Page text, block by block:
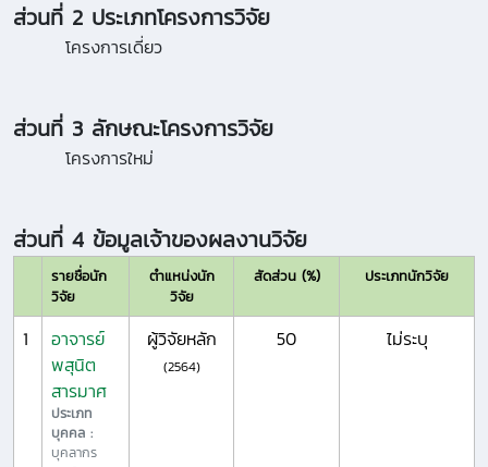
ส่วนที่ 2 ประเภทโครงการวิจัย
โครงการเดี่ยว
ส่วนที่ 3 ลักษณะโครงการวิจัย
โครงการใหม่
ส่วนที่ 4 ข้อมูลเจ้าของผลงานวิจัย
รายชื่อนัก
วิจัย
ตำแหน่งนัก
วิจัย
สัดส่วน (%) ประเภทนักวิจัย
1
อาจารย์
พสุนิต
สารมาศ
ประเภท
บุคคล :
บุคลากร
ผู้วิจัยหลัก
(2564)
50 ไม่ระบุ